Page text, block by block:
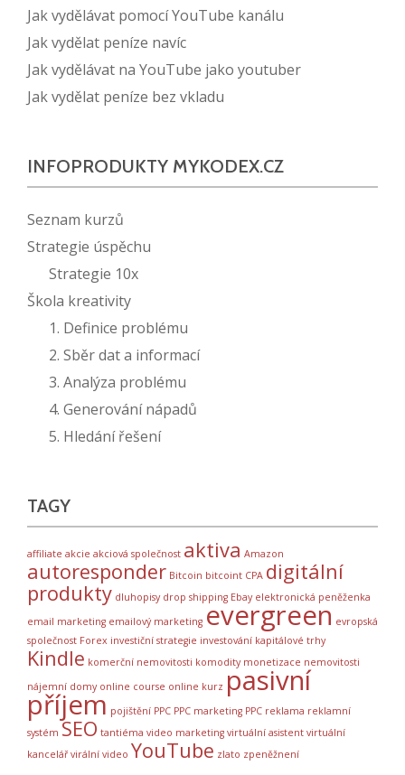
Jak vydělávat pomocí YouTube kanálu
Jak vydělat peníze navíc
Jak vydělávat na YouTube jako youtuber
Jak vydělat peníze bez vkladu
INFOPRODUKTY MYKODEX.CZ
Seznam kurzů
Strategie úspěchu
Strategie 10x
Škola kreativity
1. Definice problému
2. Sběr dat a informací
3. Analýza problému
4. Generování nápadů
5. Hledání řešení
TAGY
affiliate akcie akciová společnost aktiva Amazon
autoresponder Bitcoin bitcoint CPA digitální
produkty dluhopisy drop shipping Ebay elektronická peněženka
email marketing emailový marketing evergreen evropská
společnost Forex investiční strategie investování kapitálové trhy
Kindle komerční nemovitosti komodity monetizace nemovitosti
nájemní domy online course online kurz pasivní
příjem pojištění PPC PPC marketing PPC reklama reklamní
systém SEO tantiéma video marketing virtuální asistent virtuální
kancelář virální video YouTube zlato zpeněžnení